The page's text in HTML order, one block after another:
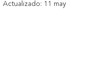
Actualizado: 11 may